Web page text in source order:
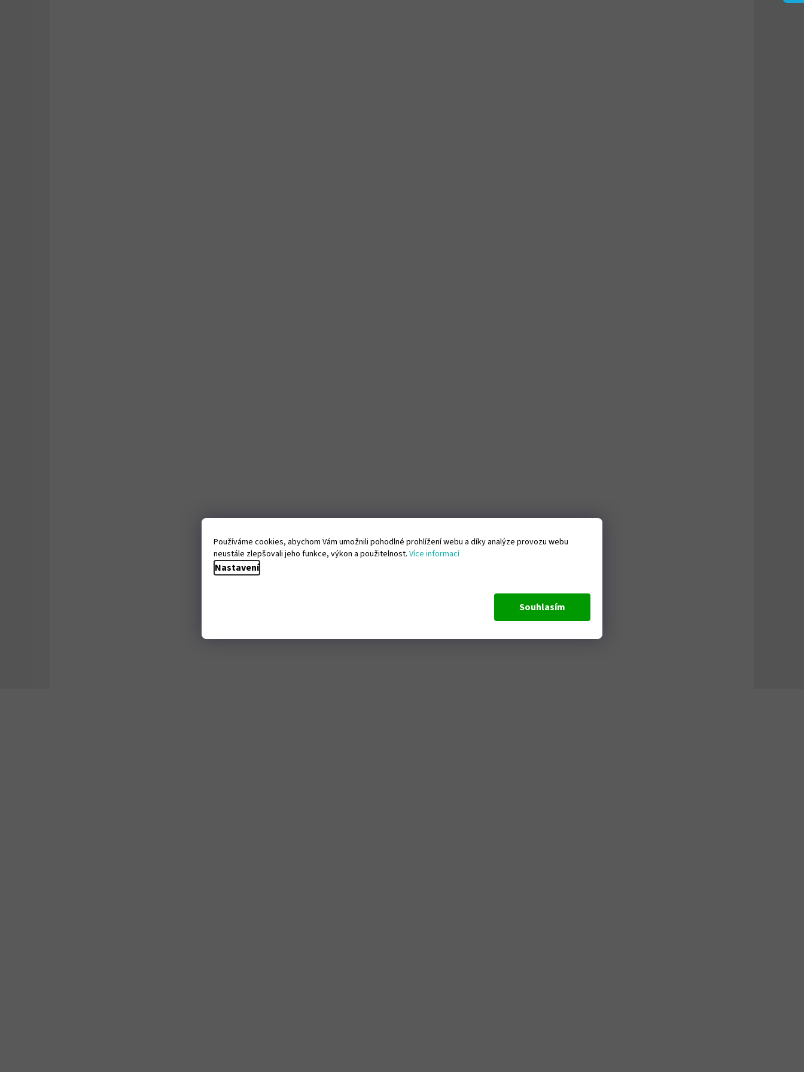
Používáme cookies, abychom Vám umožnili pohodlné prohlížení webu a díky analýze provozu webu
neustále zlepšovali jeho funkce, výkon a použitelnost. Více informací
Nastavení
Souhlasím